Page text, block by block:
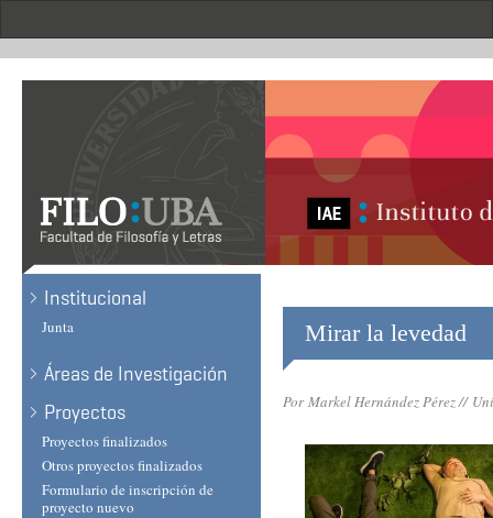
Institucional
Junta
Áreas de Investigación
Proyectos
Proyectos finalizados
Otros proyectos finalizados
Formulario de inscripción de
proyecto nuevo
Mirar la levedad
PorMarkel Hernández Pérez //